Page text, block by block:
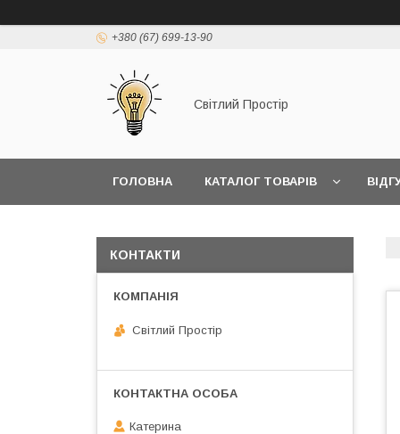
+380 (67) 699-13-90
Світлий Простір
ГОЛОВНА КАТАЛОГ ТОВАРІВ
КОНТАКТИ
Світлий Простір
Катерина